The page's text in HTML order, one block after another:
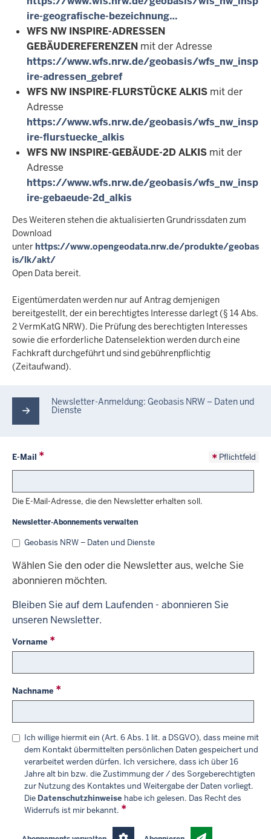
ire-geografische-bezeichnung…
WFS NW INSPIRE-ADRESSEN
GEBÄUDEREFERENZEN mit der Adresse
https://www.wfs.nrw.de/geobasis/wfs_nw_insp
ire-adressen_gebref
WFS NW INSPIRE-FLURSTÜCKE ALKIS mit der
Adresse
https://www.wfs.nrw.de/geobasis/wfs_nw_insp
ire-flurstuecke_alkis
WFS NW INSPIRE-GEBÄUDE-2D ALKIS mit der
Adresse
https://www.wfs.nrw.de/geobasis/wfs_nw_insp
ire-gebaeude-2d_alkis
Des Weiteren stehen die aktualisierten Grundrissdaten zum
Download
unterhttps://www.opengeodata.nrw.de/produkte/geobas
is/lk/akt/
Open Data bereit.
Eigentümerdaten werden nur auf Antrag demjenigen
bereitgestellt, der ein berechtigtes Interesse darlegt (§ 14 Abs.
2 VermKatG NRW). Die Prüfung des berechtigten Interesses
sowie die erforderliche Datenselektion werden durch eine
Fachkraft durchgeführt und sind gebührenpflichtig
(Zeitaufwand).
Newsletter-Anmeldung: Geobasis NRW – Daten und
Dienste
Pflichtfeld
E-Mail
Die E-Mail-Adresse, die den Newsletter erhalten soll.
Newsletter-Abonnements verwalten
Geobasis NRW – Daten und Dienste
Wählen Sie den oder die Newsletter aus, welche Sie
abonnieren möchten.
Bleiben Sie auf dem Laufenden - abonnieren Sie
unseren Newsletter.
Vorname
Nachname
Ich willige hiermit ein (Art. 6 Abs. 1 lit. a DSGVO), dass meine mit
dem Kontakt übermittelten persönlichen Daten gespeichert und
verarbeitet werden dürfen. Ich versichere, dass ich über 16
Jahre alt bin bzw. die Zustimmung der / des Sorgeberechtigten
zur Nutzung des Kontaktes und Weitergabe der Daten vorliegt.
Die Datenschutzhinweise habe ich gelesen. Das Recht des
Widerrufs ist mir bekannt.